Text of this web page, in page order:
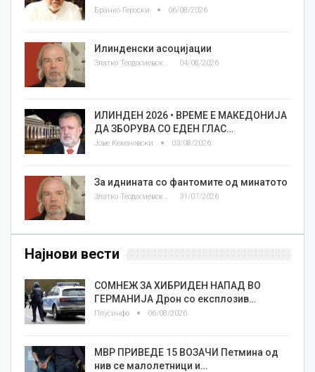
Бранко Героски 06/08/2026
Илинденски асоцијации
Златко Теодосиевски 04/08/2026
ИЛИНДЕН 2026 • ВРЕМЕ Е МАКЕДОНИЈА
ДА ЗБОРУВА СО ЕДЕН ГЛАС…
Јове Кекеновски 03/08/2026
За иднината со фантомите од минатото
31/07/2026
Најнови вести
СОМНЕЖ ЗА ХИБРИДЕН НАПАД ВО
ГЕРМАНИЈА Дрон со експлозив…
Плусинфо 06/08/2026
МВР ПРИВЕДЕ 15 ВОЗАЧИ Петмина од
нив се малолетници и…